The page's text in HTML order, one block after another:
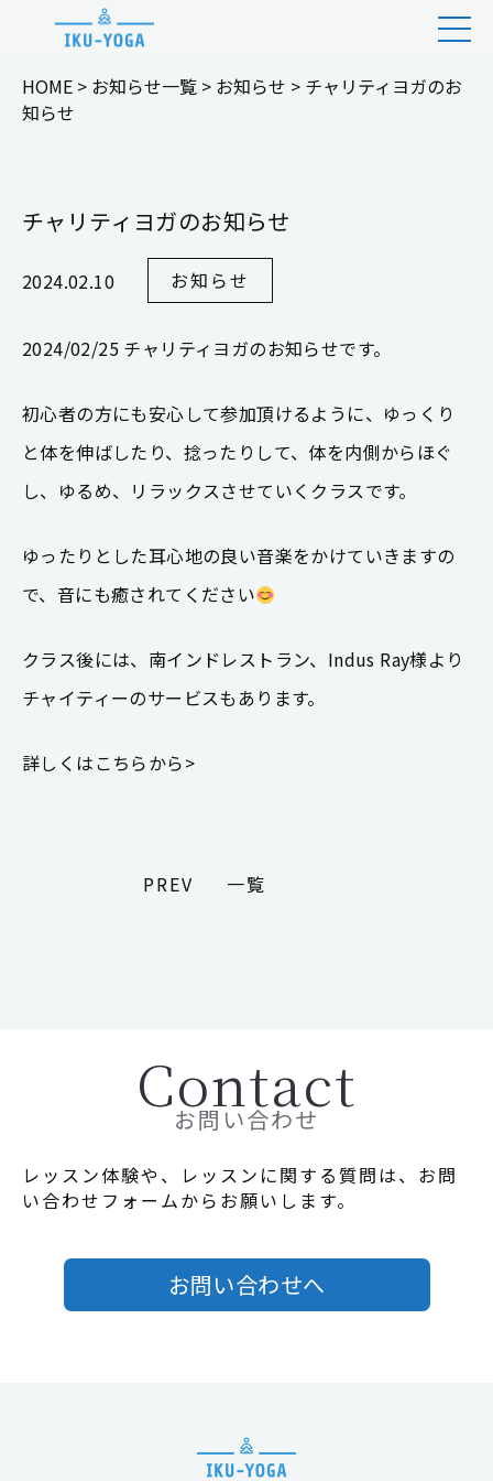
HOME > お知らせ一覧 > お知らせ > チャリティヨガのお
知らせ
チャリティヨガのお知らせ
2024.02.10 お知らせ
2024/02/25 チャリティヨガのお知らせです。
初心者の方にも安心して参加頂けるように、ゆっくり
と体を伸ばしたり、捻ったりして、体を内側からほぐ
し、ゆるめ、リラックスさせていくクラスです。
ゆったりとした耳心地の良い音楽をかけていきますの
で、音にも癒されてください
クラス後には、南インドレストラン、Indus Ray様より
チャイティーのサービスもあります。
詳しくはこちらから>
PREV 一覧
Contact
お問い合わせ
レッスン体験や、レッスンに関する質問は、お問
い合わせフォームからお願いします。
お問い合わせへ